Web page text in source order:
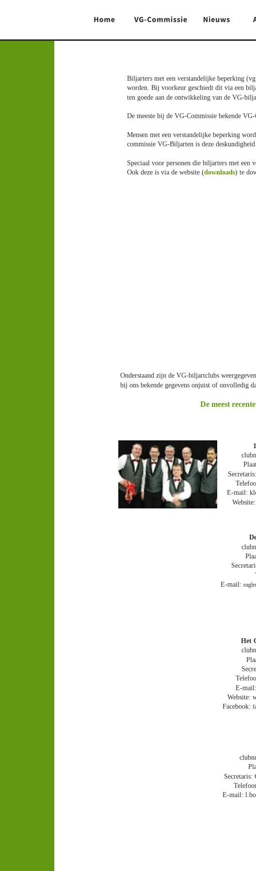
Biljarters met een verstandelijke beperking
worden. Bij voorkeur geschiedt dit via een
ten goede aan de ontwikkeling van de VG-
De meeste bij de VG-Commissie bekende
Mensen met een verstandelijke beperking
commissie VG-Biljarten is deze
Speciaal voor personen die biljarters met een
Ook deze is via de website (downloads) te
E-mail:
Het
E-
Website:
Facebook:
E-mail:
Onderstaand zijn de VG-biljartclubs
bij ons bekende gegevens onjuist of onvolledig
De meest
Secretaris:
E-mail: